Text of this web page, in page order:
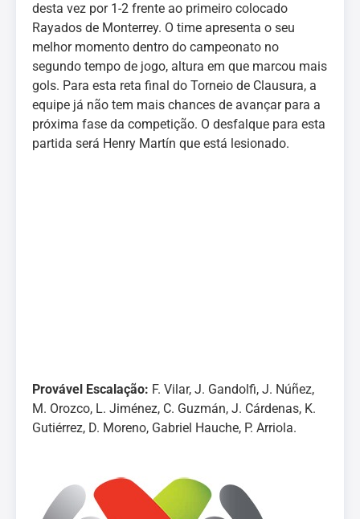
desta vez por 1-2 frente ao primeiro colocado
Rayados de Monterrey. O time apresenta o seu
melhor momento dentro do campeonato no
segundo tempo de jogo, altura em que marcou mais
gols. Para esta reta final do Torneio de Clausura, a
equipe já não tem mais chances de avançar para a
próxima fase da competição. O desfalque para esta
partida será Henry Martín que está lesionado.
Provável Escalação: F. Vilar, J. Gandolfi, J. Núñez,
M. Orozco, L. Jiménez, C. Guzmán, J. Cárdenas, K.
Gutiérrez, D. Moreno, Gabriel Hauche, P. Arriola.